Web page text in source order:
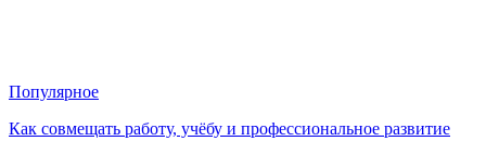
Популярное
Как совмещать работу, учёбу и профессиональное развитие